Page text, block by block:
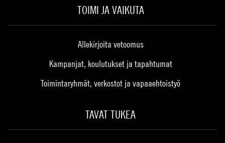
TOIMI JA VAIKUTA
Allekirjoita vetoomus
Kampanjat, koulutukset ja tapahtumat
Toimintaryhmät, verkostot ja vapaaehtoistyö
TAVAT TUKEA